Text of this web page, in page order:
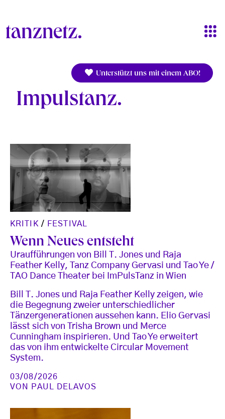
Unterstützt uns mit einem ABO!
Impulstanz
KRITIK / FESTIVAL
Wenn Neues entsteht
Uraufführungen von Bill T. Jones und Raja
Feather Kelly, Tanz Company Gervasi und Tao Ye /
TAO Dance Theater bei ImPulsTanz in Wien
Bill T. Jones und Raja Feather Kelly zeigen, wie
die Begegnung zweier unterschiedlicher
Tänzergenerationen aussehen kann. Elio Gervasi
lässt sich von Trisha Brown und Merce
Cunningham inspirieren. Und Tao Ye erweitert
das von ihm entwickelte Circular Movement
System.
03/08/2026
VON
PAUL DELAVOS